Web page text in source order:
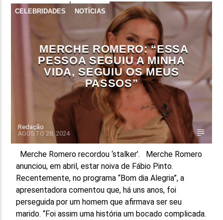
CELEBRIDADES NOTÍCIAS
MERCHE ROMERO: “ESSA
PESSOA SEGUIU A MINHA
VIDA, SEGUIU OS MEUS
PASSOS”
Redação
AGOSTO 28, 2024
Merche Romero recordou ‘stalker’. Merche Romero
anunciou, em abril, estar noiva de Fábio Pinto.
Recentemente, no programa “Bom dia Alegria”, a
apresentadora comentou que, há uns anos, foi
perseguida por um homem que afirmava ser seu
marido. “Foi assim uma história um bocado complicada.